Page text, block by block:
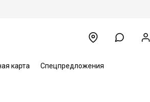
карта Спецпредложения